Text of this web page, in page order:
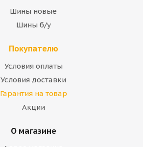
Шины новые
Шины б/у
Покупателю
Условия оплаты
Условия доставки
Гарантия на товар
Акции
О магазине